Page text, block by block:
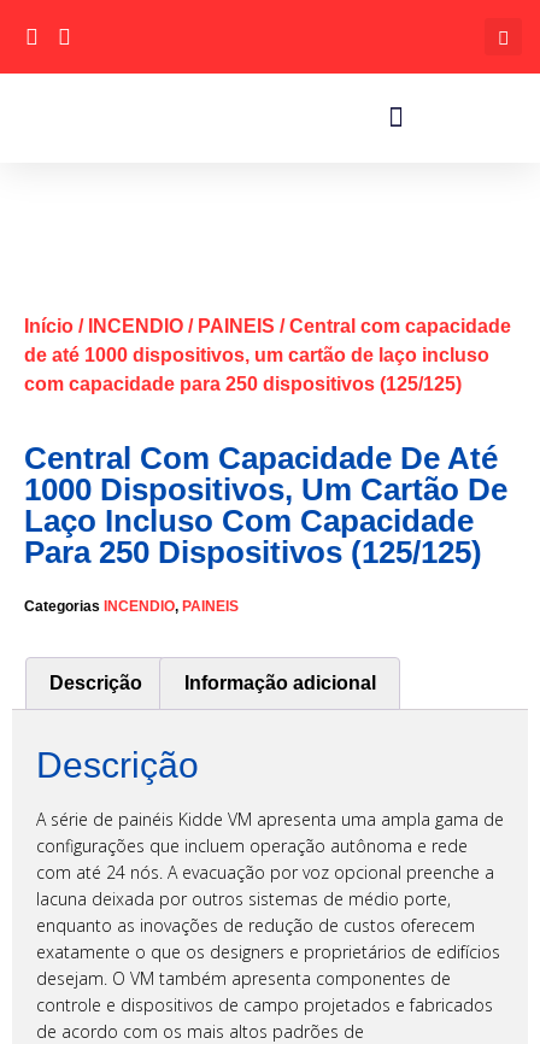
Início / INCENDIO / PAINEIS / Central com capacidade
de até 1000 dispositivos, um cartão de laço incluso
com capacidade para 250 dispositivos (125/125)
Central Com Capacidade De Até
1000 Dispositivos, Um Cartão De
Laço Incluso Com Capacidade
Para 250 Dispositivos (125/125)
Categorias INCENDIO, PAINEIS
Descrição Informação adicional
Descrição
A série de painéis Kidde VM apresenta uma ampla gama de
configurações que incluem operação autônoma e rede
com até 24 nós. A evacuação por voz opcional preenche a
lacuna deixada por outros sistemas de médio porte,
enquanto as inovações de redução de custos oferecem
exatamente o que os designers e proprietários de edifícios
desejam. O VM também apresenta componentes de
controle e dispositivos de campo projetados e fabricados
de acordo com os mais altos padrões de